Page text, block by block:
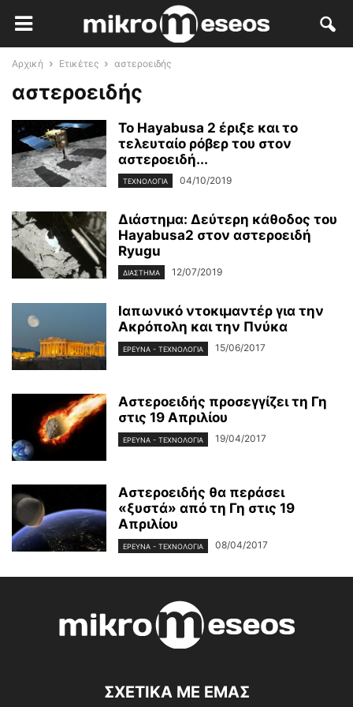
Αρχική Ετικέτες αστεροειδής
αστεροειδής
Το Hayabusa 2 έριξε και το
τελευταίο ρόβερ του στον
αστεροειδή...
ΤΕΧΝΟΛΟΓΊΑ 04/10/2019
Διάστημα: Δεύτερη κάθοδος του
Hayabusa2 στον αστεροειδή
Ryugu
ΔΙΆΣΤΗΜΑ 12/07/2019
Ιαπωνικό ντοκιμαντέρ για την
Ακρόπολη και την Πνύκα
ΈΡΕΥΝΑ - ΤΕΧΝΟΛΟΓΊΑ 15/06/2017
Αστεροειδής προσεγγίζει τη Γη
στις 19 Απριλίου
ΈΡΕΥΝΑ - ΤΕΧΝΟΛΟΓΊΑ 19/04/2017
Αστεροειδής θα περάσει
«ξυστά» από τη Γη στις 19
Απριλίου
ΈΡΕΥΝΑ - ΤΕΧΝΟΛΟΓΊΑ 08/04/2017
ΣΧΕΤΙΚΑ ΜΕ ΕΜΑΣ